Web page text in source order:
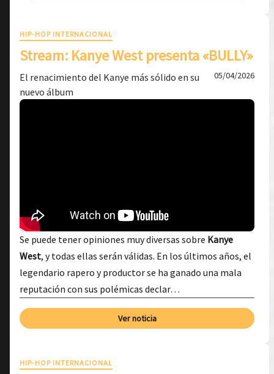
HIP-HOP INTERNACIONAL
Stream: Kanye West presenta «BULLY»
El renacimiento del Kanye más sólido en su
nuevo álbum
05/04/2026
Se puede tener opiniones muy diversas sobre Kanye
West, y todas ellas serán válidas. En los últimos años, el
legendario rapero y productor se ha ganado una mala
reputación con sus polémicas declar…
Ver noticia
HIP-HOP INTERNACIONAL